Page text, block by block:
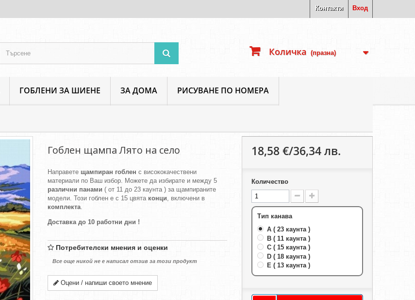
Вход
Контакти
ГОБЛЕНИ ЗА ШИЕНЕ ЗА ДОМА РИСУВАНЕ ПО НОМЕРА
Количка (празна)
Гоблен щампа Лято на село
Направете щампиран гоблен с висококачествени
материали по Ваш избор. Можете да избирате и между 5
различни панами ( от 11 до 23 каунта ) за щампираните
модели. Този гоблен е с 15 цвята конци, включени в
комплекта.
Доставка до 10 работни дни !
Потребителски мнения и оценки
Все още никой не е написал отзив за този продукт
Оцени / напиши своето мнение
18,58 €/36,34 лв.
Количество
Тип канава
A ( 23 каунта )
B ( 11 каунта )
C ( 15 каунта )
D ( 18 каунта )
E ( 13 каунта )